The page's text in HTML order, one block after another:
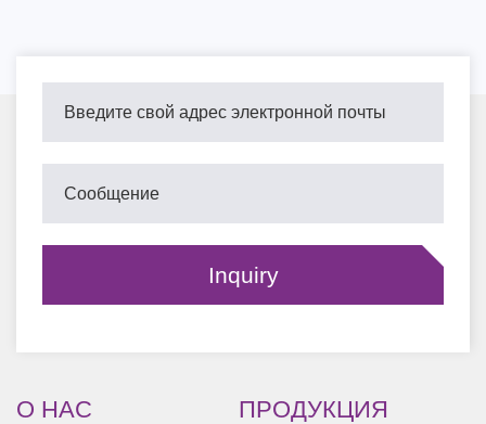
принимаем пробные заказы и предоставляем отличное
послепродажное обслуживание с доставкой в ​​течение 15–30
дней с момента подтверждения заказа.
О НАС ПРОДУКЦИЯ